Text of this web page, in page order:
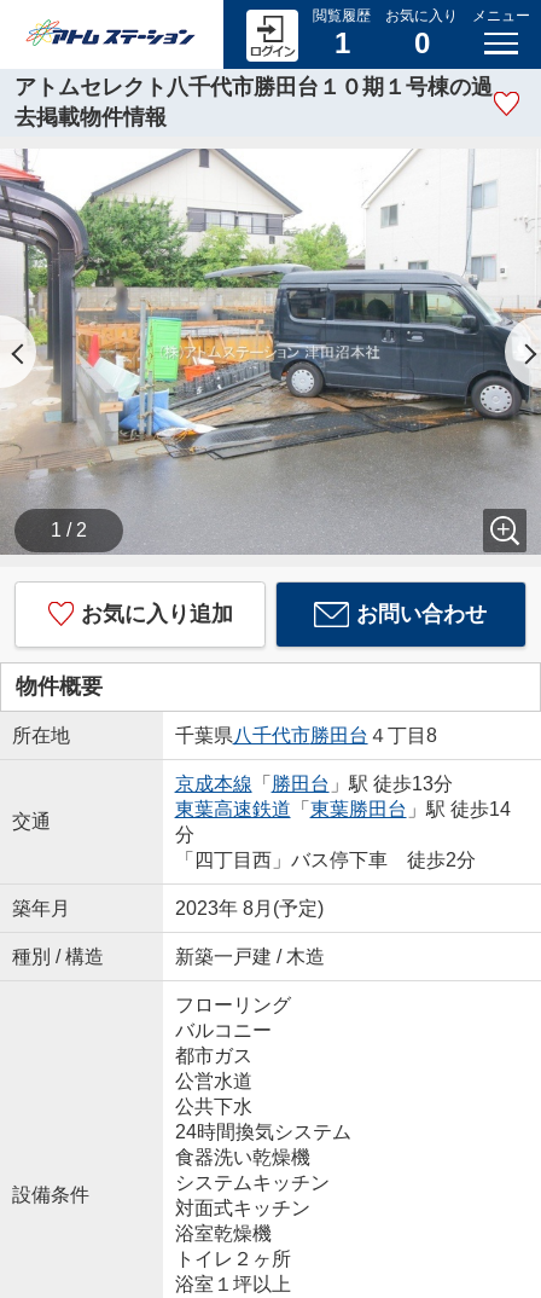
閲覧履歴
1
お気に入り
0
メニュー
アトムセレクト八千代市勝田台１０期１号棟の過
去掲載物件情報
1 / 2
お気に入り追加 お問い合わせ
物件概要
所在地 千葉県八千代市勝田台 ４丁目8
交通
京成本線 「 勝田台 」駅 徒歩13分
東葉高速鉄道 「 東葉勝田台 」駅 徒歩14
分
「四丁目西」バス停下車 徒歩2分
築年月 2023年 8月(予定)
種別 / 構造 新築一戸建 / 木造
設備条件
フローリング
バルコニー
都市ガス
公営水道
公共下水
24時間換気システム
食器洗い乾燥機
システムキッチン
対面式キッチン
浴室乾燥機
トイレ２ヶ所
浴室１坪以上